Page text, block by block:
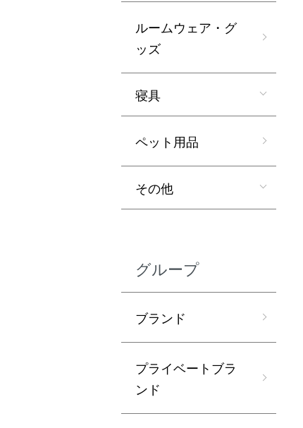
ルームウェア・グ
ッズ
寝具
ペット用品
その他
グループ
ブランド
プライベートブラ
ンド